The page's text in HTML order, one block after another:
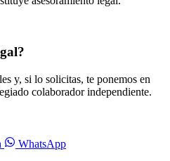
y, si lo solicitas, te ponemos en
colaborador independiente.
WhatsApp